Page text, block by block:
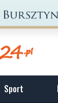
Sport